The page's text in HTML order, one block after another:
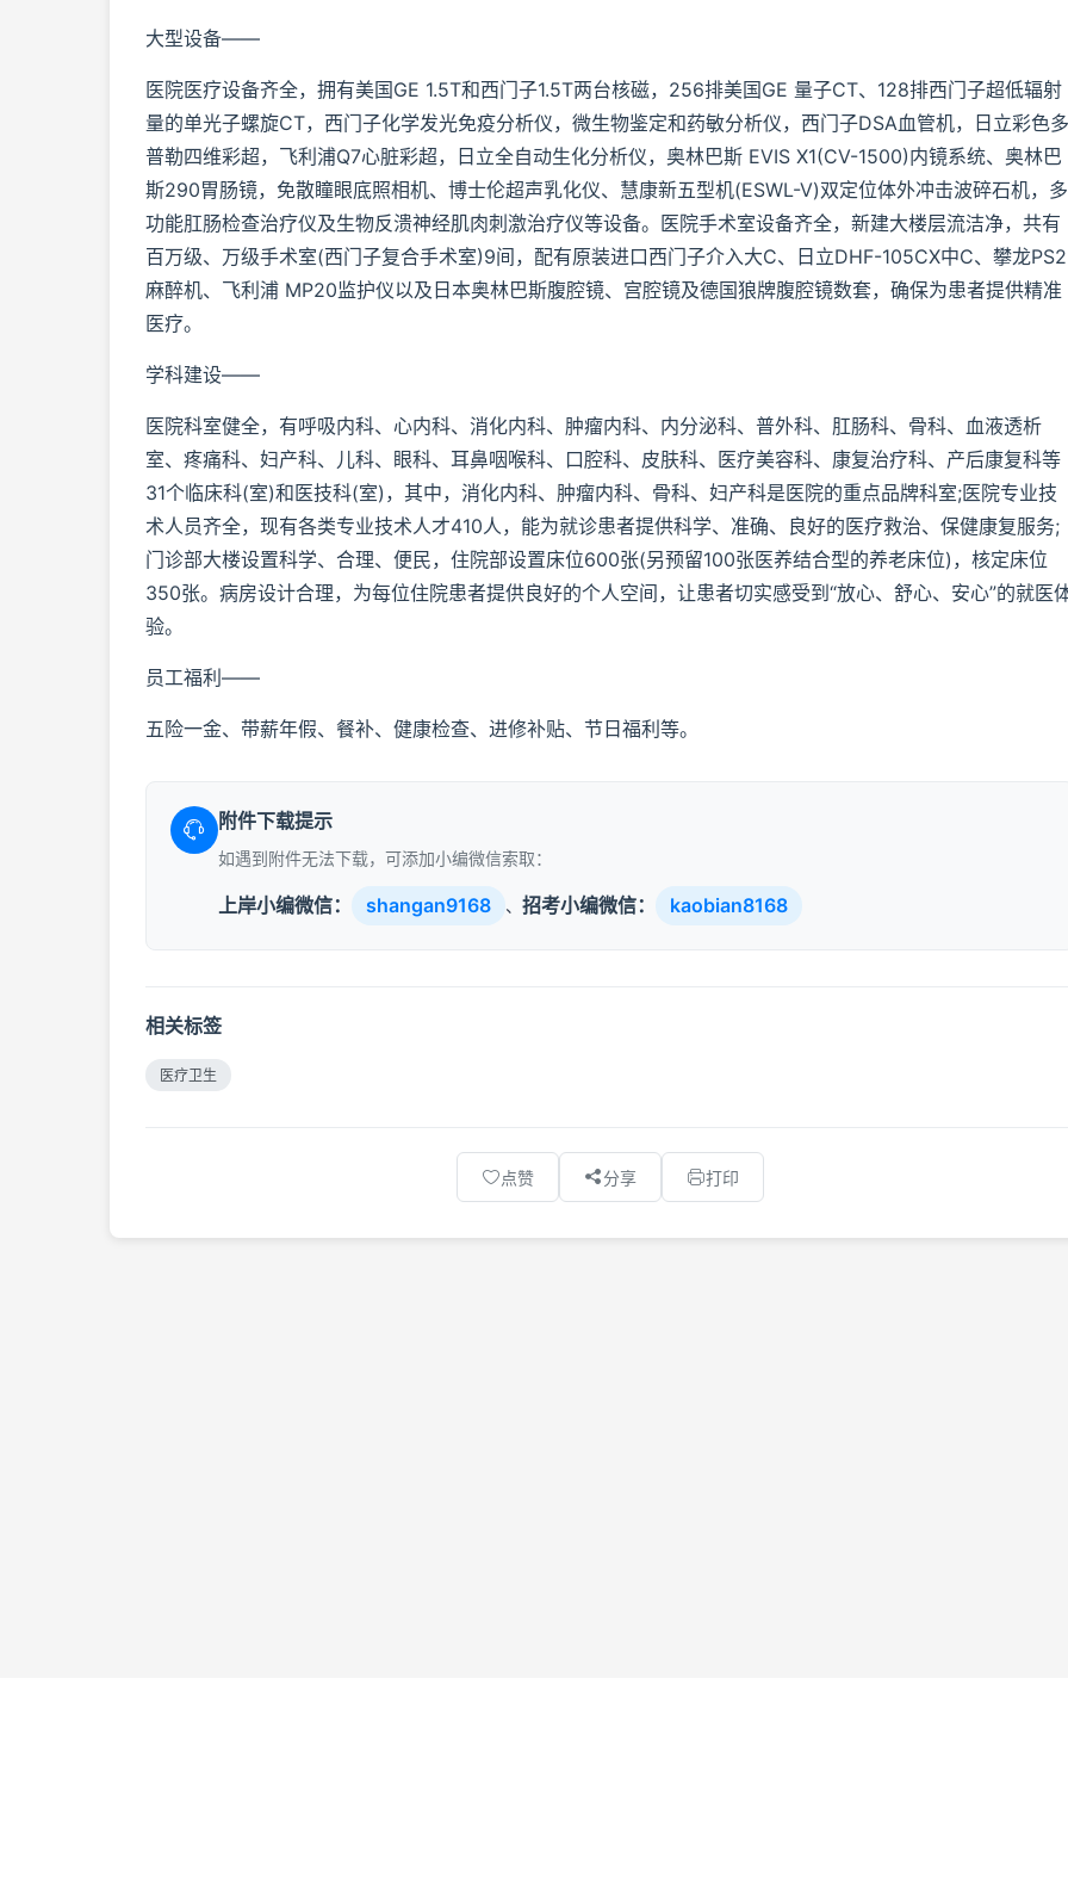
大型设备——
医院医疗设备齐全，拥有美国GE 1.5T和西门子1.5T两台核磁，256排美国GE 量子CT、128排西门子超低辐射
量的单光子螺旋CT，西门子化学发光免疫分析仪，微生物鉴定和药敏分析仪，西门子DSA血管机，日立彩色多
普勒四维彩超，飞利浦Q7心脏彩超，日立全自动生化分析仪，奥林巴斯 EVIS X1(CV-1500)内镜系统、奥林巴
斯290胃肠镜，免散瞳眼底照相机、博士伦超声乳化仪、慧康新五型机(ESWL-V)双定位体外冲击波碎石机，多
功能肛肠检查治疗仪及生物反溃神经肌肉刺激治疗仪等设备。医院手术室设备齐全，新建大楼层流洁净，共有
百万级、万级手术室(西门子复合手术室)9间，配有原装进口西门子介入大C、日立DHF-105CX中C、攀龙PS2
麻醉机、飞利浦 MP20监护仪以及日本奥林巴斯腹腔镜、宫腔镜及德国狼牌腹腔镜数套，确保为患者提供精准
医疗。
学科建设——
医院科室健全，有呼吸内科、心内科、消化内科、肿瘤内科、内分泌科、普外科、肛肠科、骨科、血液透析
室、疼痛科、妇产科、儿科、眼科、耳鼻咽喉科、口腔科、皮肤科、医疗美容科、康复治疗科、产后康复科等
31个临床科(室)和医技科(室)，其中，消化内科、肿瘤内科、骨科、妇产科是医院的重点品牌科室;医院专业技
术人员齐全，现有各类专业技术人才410人，能为就诊患者提供科学、准确、良好的医疗救治、保健康复服务;
门诊部大楼设置科学、合理、便民，住院部设置床位600张(另预留100张医养结合型的养老床位)，核定床位
350张。病房设计合理，为每位住院患者提供良好的个人空间，让患者切实感受到“放心、舒心、安心”的就医
验。
员工福利——
五险一金、带薪年假、餐补、健康检查、进修补贴、节日福利等。
附件下载提示
如遇到附件无法下载，可添加小编微信索取：
上岸小编微信： shangan9168 、 招考小编微信： kaobian8168
相关标签
医疗卫生
点赞 分享 打印